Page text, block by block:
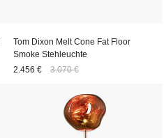
Tom Dixon Melt Cone Fat Floor
Smoke Stehleuchte
2.456 €
3.070 €